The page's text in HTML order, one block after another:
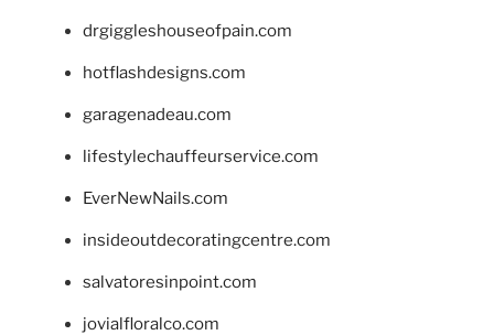
drgiggleshouseofpain.com
hotflashdesigns.com
garagenadeau.com
lifestylechauffeurservice.com
EverNewNails.com
insideoutdecoratingcentre.com
salvatoresinpoint.com
jovialfloralco.com